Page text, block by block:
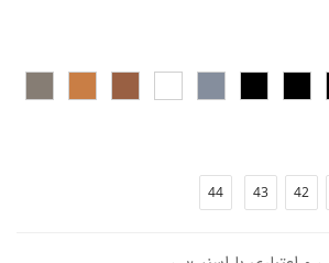
42
43
44